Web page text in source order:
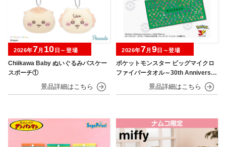
Chiikawa Baby ぬいぐるみパスケー
スポーチ①
2026年7月 10 日～登場
ポケットモンスター ビッグマイクロ
ファイバータオル～30th Anniversar
2026年7月 9日～登場